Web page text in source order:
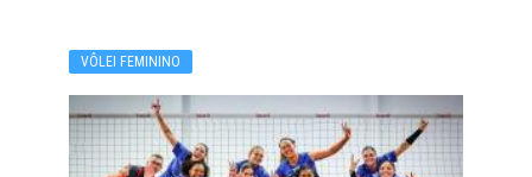
VÔLEI FEMININO